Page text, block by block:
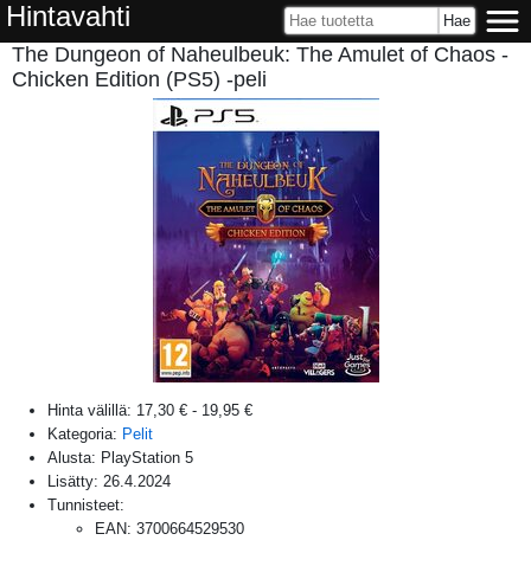
Hintavahti
The Dungeon of Naheulbeuk: The Amulet of Chaos -
Chicken Edition (PS5) -peli
Hinta välillä: 17,30 € - 19,95 €
Kategoria: Pelit
Alusta: PlayStation 5
Lisätty: 26.4.2024
Tunnisteet:
EAN: 3700664529530